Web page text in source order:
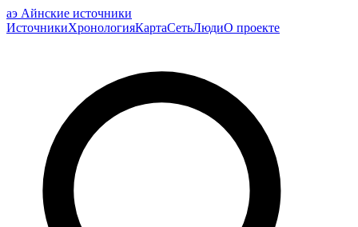
аэ Айнские источники
ИсточникиХронологияКартаСетьЛюдиО проекте